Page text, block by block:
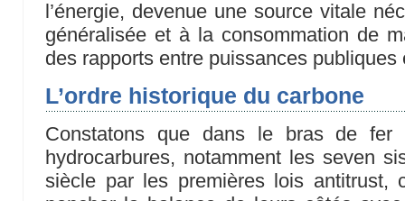
l’énergie, devenue une source vitale
généralisée et à la consommation de
des rapports entre puissances
L’ordre historique du carbone
Constatons que dans le bras de
hydrocarbures, notamment les seven
siècle par les premières lois antitrust,